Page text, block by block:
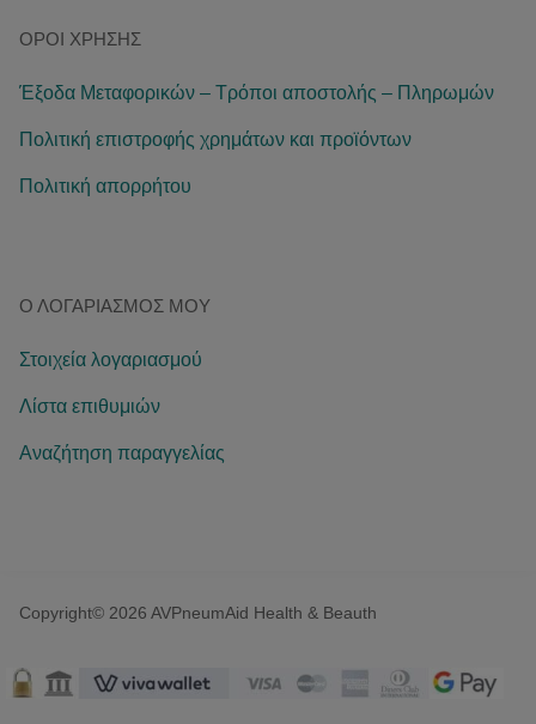
ΌΡΟΙ ΧΡΉΣΗΣ
Έξοδα Μεταφορικών – Τρόποι αποστολής – Πληρωμών
Πολιτική επιστροφής χρημάτων και προϊόντων
Πολιτική απορρήτου
Ο ΛΟΓΑΡΙΑΣΜΌΣ ΜΟΥ
Στοιχεία λογαριασμού
Λίστα επιθυμιών
Αναζήτηση παραγγελίας
Copyright© 2026 AVPneumAid Health & Beauth